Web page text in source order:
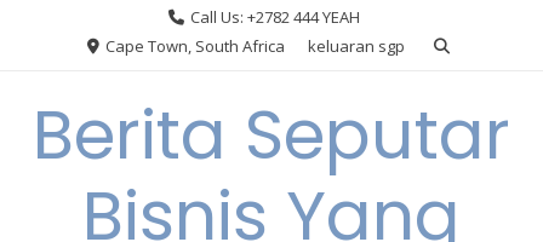
Call Us: +2782 444 YEAH
Cape Town, South Africa
keluaran sgp
Berita Seputar
Bisnis Yang